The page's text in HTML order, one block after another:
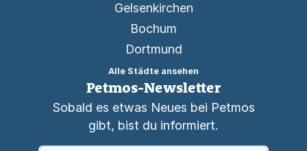
Gelsenkirchen
Bochum
Dortmund
Alle Städte ansehen
Petmos-Newsletter
Sobald es etwas Neues bei Petmos
gibt, bist du informiert.